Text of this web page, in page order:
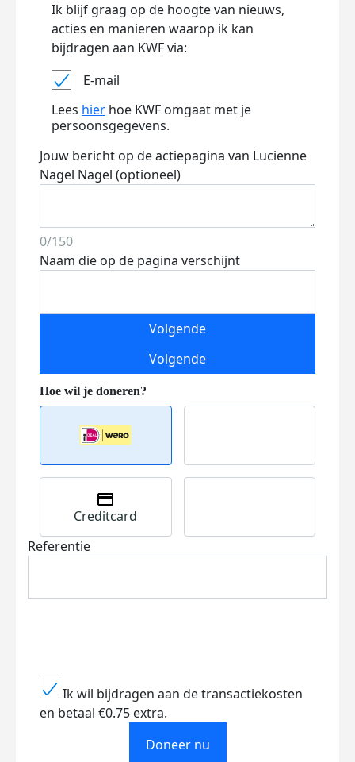
Ik blijf graag op de hoogte van nieuws,
acties en manieren waarop ik kan
bijdragen aan KWF via:
E-mail
Lees hier hoe KWF omgaat met je
persoonsgegevens.
Jouw bericht op de actiepagina van Lucienne
Nagel Nagel (optioneel)
0/150
Naam die op de pagina verschijnt
Volgende
Volgende
Creditcard
Referentie
Ik wil bijdragen aan de transactiekosten
en betaal €0.75 extra.
Doneer nu